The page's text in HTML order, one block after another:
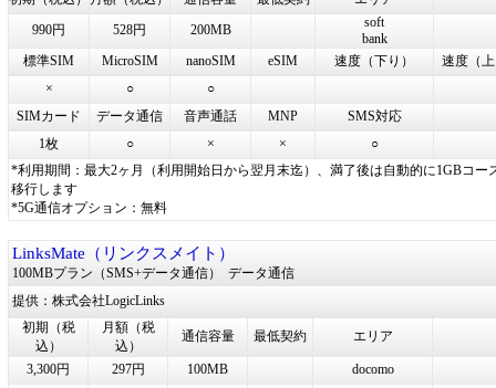
990円
528円 200MB
soft
bank
標準SIM
MicroSIM nanoSIM eSIM 速度（下り）
速度（
×
○
○
SIMカード
データ通信 音声通話 MNP
SMS対応
1枚
○ × ×
○
*利用期間：最大2ヶ月（利用開始日から翌月末迄）、満了後は自動的に1GBコー
移行します
*5G通信オプション：無料
LinksMate（リンクスメイト）
100MBプラン（SMS+データ通信） データ通信
提供：株式会社LogicLinks
初期（税
込）
月額（税
込）
通信容量 最低契約 エリア
3,300円 297円 100MB
docomo